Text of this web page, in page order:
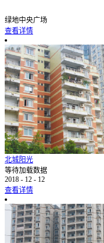
绿地中央广场
查看详情
北城阳光
等待加载数据
2018 - 12 - 12
查看详情